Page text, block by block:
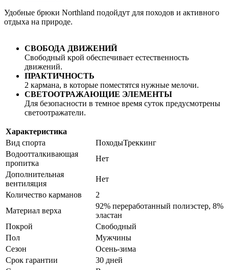
Удобные брюки Northland подойдут для походов и активного
отдыха на природе.
СВОБОДА ДВИЖЕНИЙ
Свободный крой обеспечивает естественность
движений.
ПРАКТИЧНОСТЬ
2 кармана, в которые поместятся нужные мелочи.
СВЕТООТРАЖАЮЩИЕ ЭЛЕМЕНТЫ
Для безопасности в темное время суток предусмотрены
светоотражатели.
Характеристика
Вид спорта
ПоходыТреккинг
Водоотталкивающая
пропитка
Нет
Дополнительная
вентиляция
Нет
Количество карманов
2
Материал верха
92% переработанный полиэстер, 8%
эластан
Покрой
Свободный
Пол
Мужчины
Сезон
Осень-зима
Срок гарантии
30 дней